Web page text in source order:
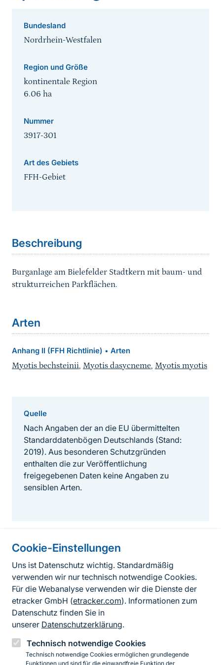
Cookie-Einstellungen
Uns ist Datenschutz wichtig. Standardmäßig
verwenden wir nur technisch notwendige Cookies.
Für die Webanalyse verwenden wir die Dienste der
etracker GmbH (etracker.com). Informationen zum
Datenschutz finden Sie in
unserer Datenschutzerklärung.
Technisch notwendige Cookies
Technisch notwendige Cookies ermöglichen grundlegende
Funktionen und sind für die einwandfreie Funktion der
Bundesland
Nordrhein-Westfalen
Region und Größe
kontinentale Region
6.06 ha
Nummer
3917-301
Art des Gebiets
FFH-Gebiet
Beschreibung
Burganlage am Bielefelder Stadtkern mit baum- und
strukturreichen Parkflächen.
Arten
Anhang II (FFH Richtlinie) • Arten
Myotis bechsteinii, Myotis dasycneme, Myotis myotis
Quelle
Nach Angaben der an die EU übermittelten
Standarddatenbögen Deutschlands (Stand:
2019). Aus besonderen Schutzgründen
enthalten die zur Veröffentlichung
freigegebenen Daten keine Angaben zu
sensiblen Arten.
Informationen zur Seite
FußzeileKontakt zum BfN
Kontaktformular
Erklärung zur Barrierefreiheit
Impressum
Datenschutz